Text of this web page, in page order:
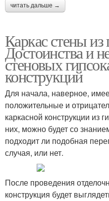
читать дальше →
Каркас стены из
Достоинства и
стеновых
конструкций
Для начала, наверное,
положительные и
каркасной конструкции из
них, можно будет со
подходит ли подобная
случая, или нет.
После проведения
конструкция будет